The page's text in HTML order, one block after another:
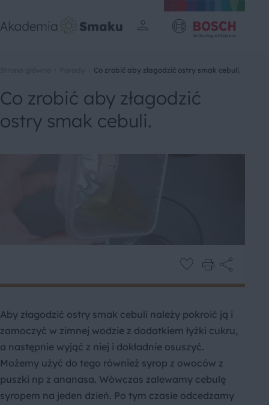
Co zrobić aby złagodzić ostry smak cebuli.
Co zrobić aby złagodzić
ostry smak cebuli.
Aby złagodzić ostry smak cebuli należy pokroić ją i
zamoczyć w zimnej wodzie z dodatkiem łyżki cukru,
a następnie wyjąć z niej i dokładnie osuszyć.
Możemy użyć do tego również syrop z owoców z
puszki np z ananasa. Wówczas zalewamy cebulę
syropem na jeden dzień. Po tym czasie odcedzamy